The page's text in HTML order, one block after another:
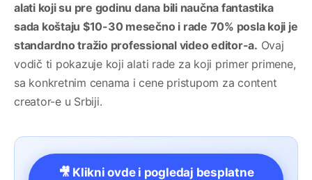
alati koji su pre godinu dana bili naučna fantastika
sada koštaju $10-30 mesečno i rade 70% posla koji je
standardno tražio professional video editor-a. Ovaj
vodič ti pokazuje koji alati rade za koji primer primene,
sa konkretnim cenama i cene pristupom za content
creator-e u Srbiji.
🎥 Klikni ovde i pogledaj besplatne